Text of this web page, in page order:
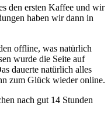
den ersten Kaffee und wir
haben wir dann in
offline, was natürlich
wurde die Seite auf
dauerte natürlich alles
zum Glück wieder online.
nach gut 14 Stunden